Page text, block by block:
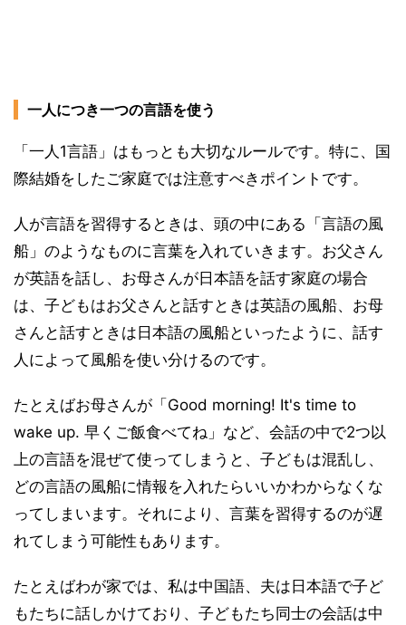
一人につき一つの言語を使う
「一人1言語」はもっとも大切なルールです。特に、国
際結婚をしたご家庭では注意すべきポイントです。
人が言語を習得するときは、頭の中にある「言語の風
船」のようなものに言葉を入れていきます。お父さん
が英語を話し、お母さんが日本語を話す家庭の場合
は、子どもはお父さんと話すときは英語の風船、お母
さんと話すときは日本語の風船といったように、話す
人によって風船を使い分けるのです。
たとえばお母さんが「Good morning! It's time to
wake up. 早くご飯食べてね」など、会話の中で2つ以
上の言語を混ぜて使ってしまうと、子どもは混乱し、
どの言語の風船に情報を入れたらいいかわからなくな
ってしまいます。それにより、言葉を習得するのが遅
れてしまう可能性もあります。
たとえばわが家では、私は中国語、夫は日本語で子ど
もたちに話しかけており、子どもたち同士の会話は中